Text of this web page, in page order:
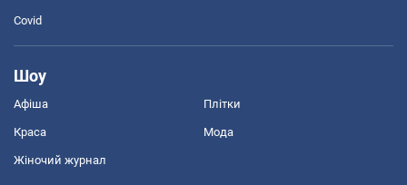
Covid
Шоу
Афіша Плітки
Краса Мода
Жіночий журнал